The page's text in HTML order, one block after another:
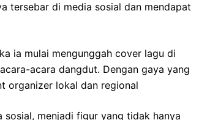
tersebar di media sosial dan mendapat
ia mulai mengunggah cover lagu di
acara dangdut. Dengan gaya yang
organizer lokal dan regional
sosial, menjadi figur yang tidak hanya